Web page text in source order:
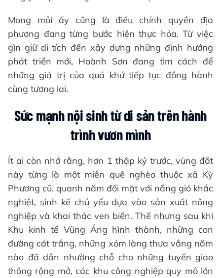
Mong mỏi ấy cũng là điều chính quyền địa
phương đang từng bước hiện thực hóa. Từ việc
gìn giữ di tích đến xây dựng những định hướng
phát triển mới, Hoành Sơn đang tìm cách để
những giá trị của quá khứ tiếp tục đồng hành
cùng tương lai.
Sức mạnh nội sinh từ di sản trên hành
trình vươn mình
Ít ai còn nhớ rằng, hơn 1 thập kỷ trước, vùng đất
này từng là một miền quê nghèo thuộc xã Kỳ
Phương cũ, quanh năm đối mặt với nắng gió khắc
nghiệt, sinh kế chủ yếu dựa vào sản xuất nông
nghiệp và khai thác ven biển. Thế nhưng sau khi
Khu kinh tế Vũng Áng hình thành, những con
đường cát trắng, những xóm làng thưa vắng năm
nào đã dần nhường chỗ cho những tuyến giao
thông rộng mở, các khu công nghiệp quy mô lớn